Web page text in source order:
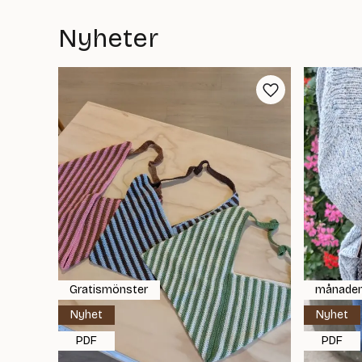
Nyheter
Gratismönster
Nyhet
PDF
Nyhet
PDF